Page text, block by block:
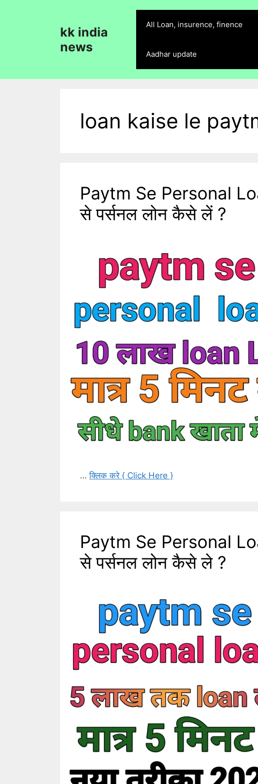
kk india
news
All Loan, insurence, finence
Aadhar update
loan kaise le
Paytm Se Personal
से पर्सनल लोन कैसे लें ?
…क्लिक करे { Click Here }
Paytm Se Personal
से पर्सनल लोन कैसे ले ?